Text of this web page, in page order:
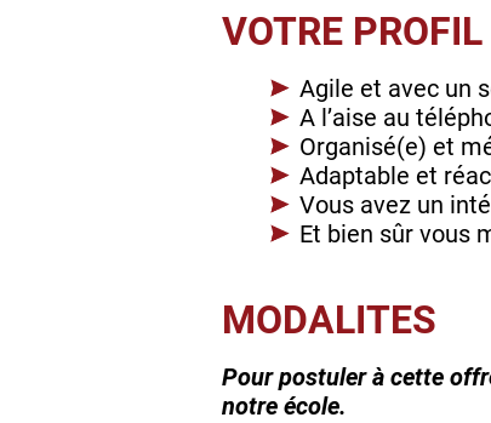
VOTRE PROFIL
Agile et avec un
A l’aise au
Organisé(e) et
Adaptable et
Vous avez un
Et bien sûr vous
MODALITES
Pour postuler à cette
notre école.